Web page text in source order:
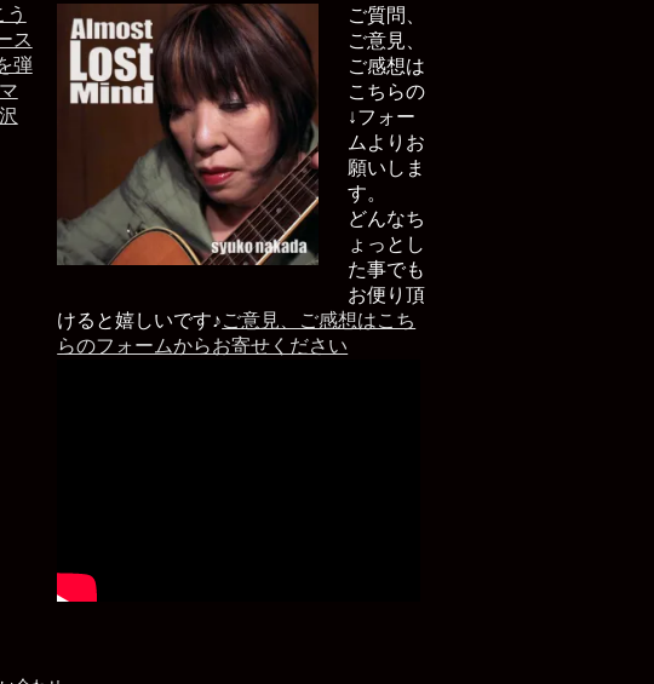
ス
弾
ご質問、
ご意見、
ご感想は
こちらの
↓フォー
ムよりお
願いしま
す。
どんなち
ょっとし
た事でも
お便り頂
けると嬉しいです♪ご意見、ご感想はこち
らのフォームからお寄せください